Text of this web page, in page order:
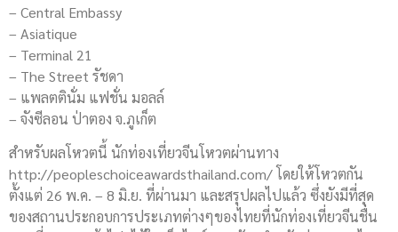
– Central Embassy
– Asiatique
– Terminal 21
– The Street รัชดา
– แพลตตินั่ม แฟชั่น มอลล์
– จังซีลอน ป่าตอง จ.ภูเก็ต
สำหรับผลโหวตนี้ นักท่องเที่ยวจีนโหวตผ่านทาง
http://peopleschoiceawardsthailand.com/ โดยให้โหวตกัน
ตั้งแต่ 26 พ.ค. – 8 มิ.ย. ที่ผ่านมา และสรุปผลไปแล้ว ซึ่งยังมีที่สุด
ของสถานประกอบการประเภทต่างๆของไทยที่นักท่องเที่ยวจีนชื่น